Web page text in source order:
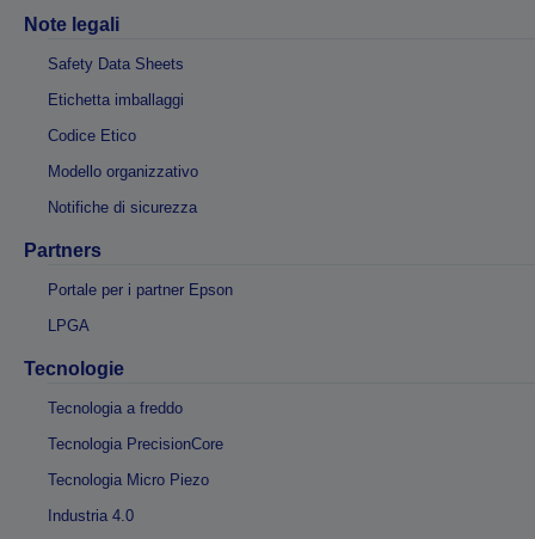
Note legali
Safety Data Sheets
Etichetta imballaggi
Codice Etico
Modello organizzativo
Notifiche di sicurezza
Partners
Portale per i partner Epson
LPGA
Tecnologie
Tecnologia a freddo
Tecnologia PrecisionCore
Tecnologia Micro Piezo
Industria 4.0